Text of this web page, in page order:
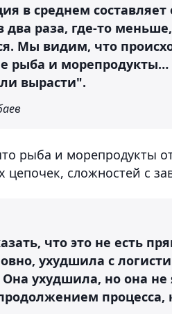
в среднем составляет
два раза, где-то
Мы видим, что
рыба и морепродукты…
вырасти".
рыба и морепродукты
цепочек, сложностей с
что это не есть
ухудшила с
Она ухудшила, но она
процесса,